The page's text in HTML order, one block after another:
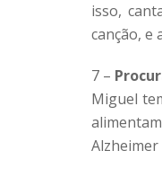
isso,
canção, e
7 –
Miguel
Alzheimer